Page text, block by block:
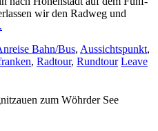
wir den Radweg und
Bahn/Bus, Aussichtspunkt,
, Radtour, Rundtour Leave